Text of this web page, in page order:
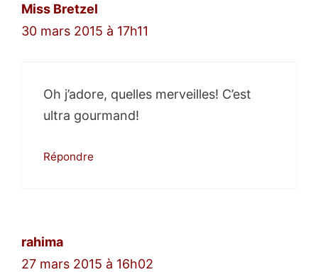
Miss Bretzel
30 mars 2015 à 17h11
Oh j’adore, quelles merveilles! C’est
ultra gourmand!
Répondre
rahima
27 mars 2015 à 16h02